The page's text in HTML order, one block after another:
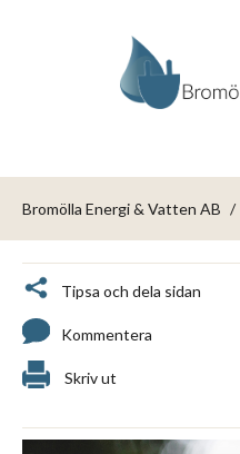
Bromölla Energi & Vatten AB
Tipsa och dela sidan
Kommentera
Skriv ut